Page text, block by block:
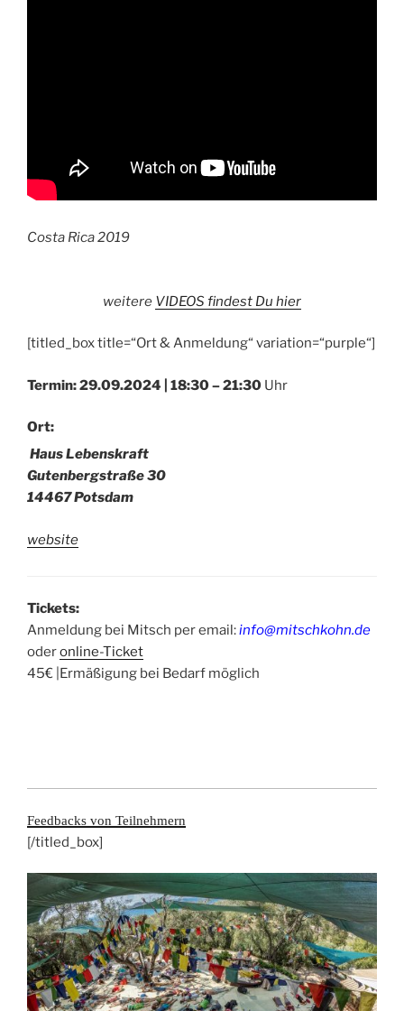
Costa Rica 2019
weitere VIDEOS findest Du hier
[titled_box title=“Ort & Anmeldung“ variation=“purple“]
Termin: 29.09.2024 | 18:30 – 21:30 Uhr
Ort:
Haus Lebenskraft
Gutenbergstraße 30
14467 Potsdam
website
Tickets:
Anmeldung bei Mitsch per email:info@mitschkohn.de
oderonline-Ticket
45€ |Ermäßigung bei Bedarf möglich
Feedbacks von Teilnehmern
[/titled_box]